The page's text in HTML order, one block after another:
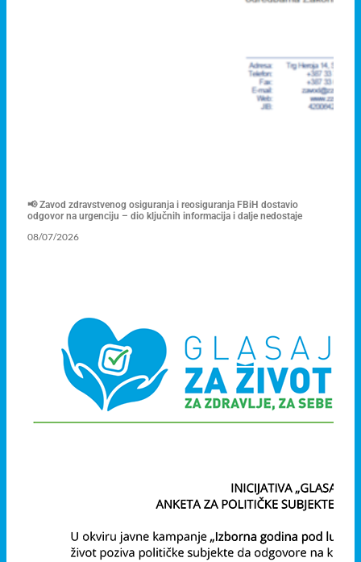
📢 Zavod zdravstvenog osiguranja i reosiguranja FBiH dostavio
odgovor na urgenciju – dio ključnih informacija i dalje nedostaje
08/07/2026